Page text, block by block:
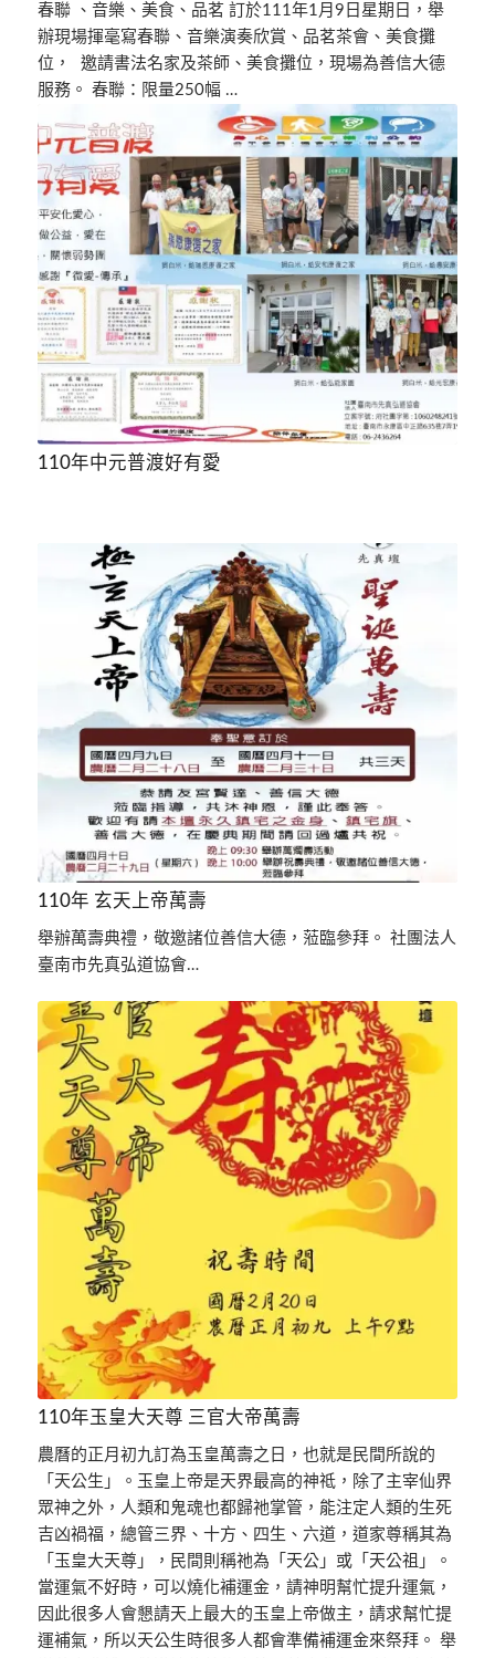
春聯 、音樂、美食、品茗 訂於111年1月9日星期日，舉
辦現場揮毫寫春聯、音樂演奏欣賞、品茗茶會、美食攤
位， 邀請書法名家及茶師、美食攤位，現場為善信大德
服務。 春聯：限量250幅 …
110年中元普渡好有愛
110年 玄天上帝萬壽
舉辦萬壽典禮，敬邀諸位善信大德，蒞臨參拜。 社團法人
臺南市先真弘道協會…
110年玉皇大天尊 三官大帝萬壽
農曆的正月初九訂為玉皇萬壽之日，也就是民間所說的
「天公生」。玉皇上帝是天界最高的神祗，除了主宰仙界
眾神之外，人類和鬼魂也都歸祂掌管，能注定人類的生死
吉凶禍福，總管三界、十方、四生、六道，道家尊稱其為
「玉皇大天尊」，民間則稱祂為「天公」或「天公祖」。
當運氣不好時，可以燒化補運金，請神明幫忙提升運氣，
因此很多人會懇請天上最大的玉皇上帝做主，請求幫忙提
運補氣，所以天公生時很多人都會準備補運金來祭拜。 舉